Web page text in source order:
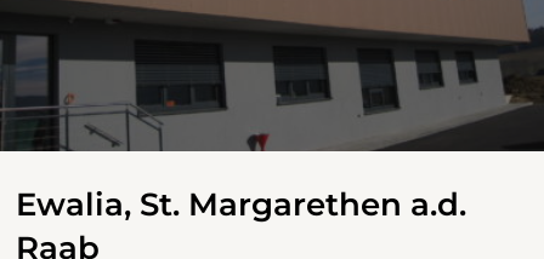
Ewalia, St. Margarethen a.d.
Raab